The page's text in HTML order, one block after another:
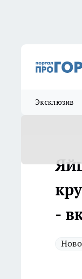
Эксклюзив
-